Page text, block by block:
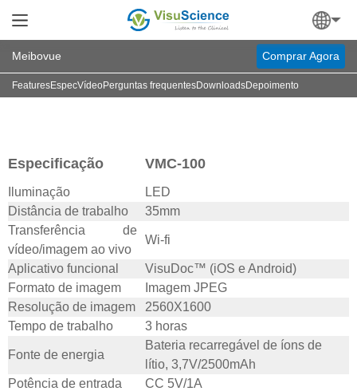
Meibovue Comprar Agora
FeaturesEspecVídeo Perguntas frequentesDownloadsDepoimento
Especificação VMC-100
Iluminação
LED
Distância de trabalho
35mm
Transferência de
vídeo/imagem ao vivo
Wi-fi
Aplicativo funcional
VisuDoc™ (iOS e Android)
Formato de imagem
Imagem JPEG
Resolução de imagem
2560X1600
Tempo de trabalho
3 horas
Fonte de energia
Bateria recarregável de íons de
lítio, 3,7V/2500mAh
Potência de entrada
CC 5V/1A